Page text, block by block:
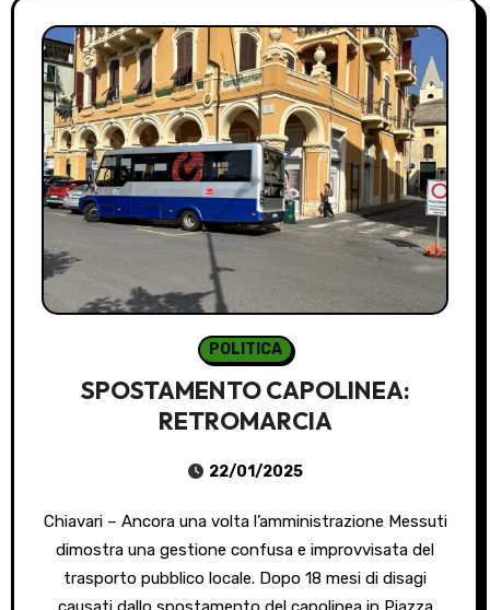
POLITICA
SPOSTAMENTO CAPOLINEA:
RETROMARCIA
22/01/2025
Chiavari – Ancora una volta l’amministrazione Messuti
dimostra una gestione confusa e improvvisata del
trasporto pubblico locale. Dopo 18 mesi di disagi